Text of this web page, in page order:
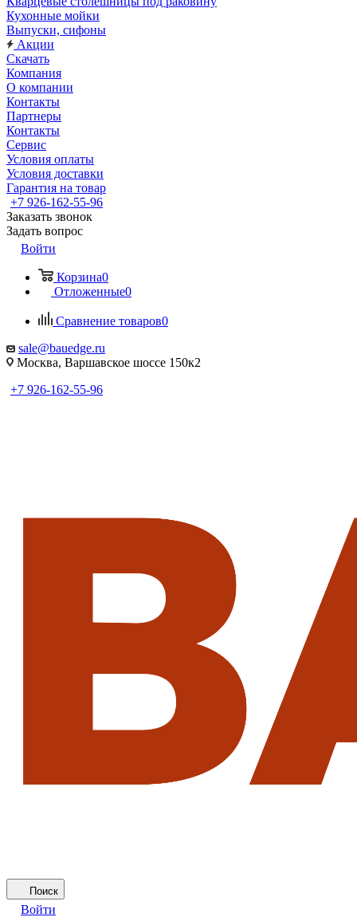
Кухонные мойки
Выпуски, сифоны
Акции
Скачать
Компания
О компании
Контакты
Партнеры
Контакты
Сервис
Условия оплаты
Условия доставки
Гарантия на товар
+7 926-162-55-96
Заказать звонок
Задать вопрос
Войти
Корзина0
Отложенные0
Сравнение товаров0
sale@bauedge.ru
Москва, Варшавское шоссе 150к2
+7 926-162-55-96
Поиск
Войти